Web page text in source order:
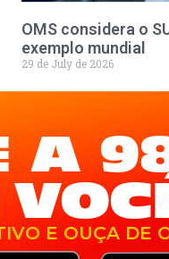
OMS considera o
exemplo mundial
29 de July de 2026
A
E OUÇA DE